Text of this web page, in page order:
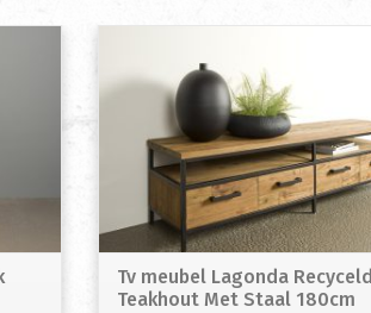
Tv meubel Lagonda Recyceld
Teakhout Met Staal 180cm